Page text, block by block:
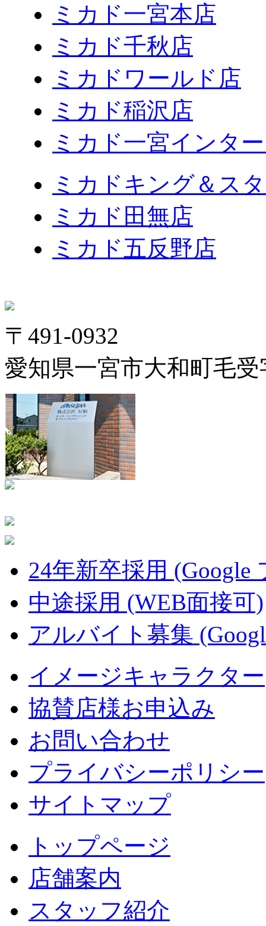
ミカド一宮本店
ミカド千秋店
ミカドワールド店
ミカド稲沢店
ミカド一宮インタ
ミカドキング＆ス
ミカド田無店
ミカド五反野店
〒491-0932
愛知県一宮市大和町毛受
24年新卒採用 (Google
中途採用 (WEB面接可)
アルバイト募集
イメージキャラクター
協賛店様お申込み
お問い合わせ
プライバシーポリシー
サイトマップ
トップページ
店舗案内
スタッフ紹介